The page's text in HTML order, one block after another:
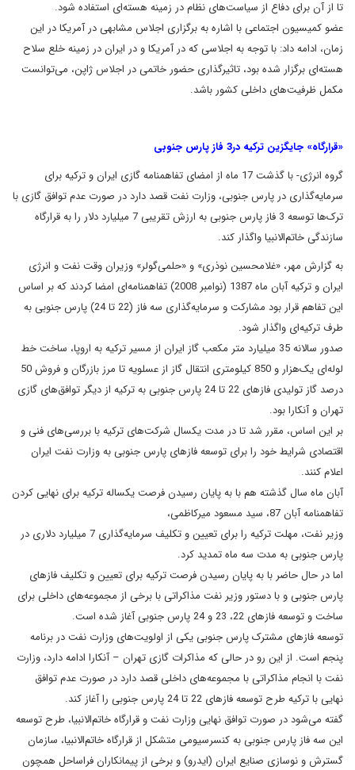
تا از آن براى دفاع از سياست‌هاى نظام در زمينه هسته‌اى استفاده شود.
عضو کميسيون اجتماعى با اشاره به برگزارى اجلاس مشابهى در آمريکا در اين
زمان، ادامه داد: با توجه به اجلاسى که در آمريکا و در ايران در زمينه خلع سلاح
هسته‌اى برگزار شده بود، تاثيرگذارى حضور خاتمىدر اجلاس ژاپن، مى‌توانست
مکمل ظرفيت‌هاى داخلى کشور باشد.
«قرارگاه» جایگزین ترکیه در3 فاز پارس جنوبی
گروه انرژى- با گذشت 17 ماه از امضای تفاهمنامه گازی ایران و ترکیه برای
سرمايه‌گذاری در پارس جنوبی، وزارت نفت قصد دارد در صورت عدم توافق گازی با
ترک‌ها توسعه 3 فاز پارس جنوبی به ارزش تقریبی 7 میلیارد دلار را به قرارگاه
سازندگی خاتم‌الانبیا واگذار کند.
به گزارش مهر، «غلامحسین نوذری» و «حلمى‌گولر» وزیران وقت نفت و انرژی
ایران و ترکیه آبان ماه 1387 (نوامبر 2008) تفاهمنامه‌ای امضا کردند که بر اساس
این تفاهم قرار بود مشارکت و سرمايه‌گذاری سه فاز (22 تا 24) پارس جنوبی به
طرف ترکیه‌ای واگذار شود.
صدور سالانه 35 میلیارد متر مکعب گاز ایران از مسیر ترکیه به اروپا، ساخت خط
لوله‌ای یک‌هزار و 850 کیلومتری انتقال گاز از عسلویه تا مرز بازرگان و فروش 50
درصد گاز تولیدی فازهای 22 تا 24 پارس جنوبی به ترکیه از دیگر توافق‌های گازی
تهران و آنکارا بود.
بر این اساس، مقرر شد تا در مدت یکسال شرکت‌های ترکیه با بررسی‌های فنی و
اقتصادی شرایط خود را برای توسعه فازهای پارس جنوبی به وزارت نفت ایران
اعلام کنند.
آبان ماه سال گذشته هم با به پایان رسیدن فرصت یکساله ترکیه برای نهایی کردن
تفاهمنامه آبان 87، سید مسعود میرکاظمى،
‌وزیر نفت، مهلت ترکیه را برای تعیین و تکلیف سرمايه‌گذاری 7 میلیارد دلاری در
پارس جنوبی به مدت سه ماه تمدید کرد.
اما در حال حاضر با به پایان رسیدن فرصت ترکیه برای تعیین و تکلیف فازهای
پارس جنوبی و با دستور وزیر نفت مذاکراتی با برخی از مجموعه‌های داخلی برای
ساخت و توسعه فازهای 22، 23 و 24 پارس جنوبی آغاز شده است.
توسعه فازهای مشترک پارس جنوبی یکی از اولویت‌های وزارت نفت در برنامه
پنجم است. از این رو در حالی که مذاکرات گازی تهران – آنکارا ادامه دارد، وزارت
نفت با انجام مذاکراتی با مجموعه‌های داخلی قصد دارد در صورت عدم توافق
نهایی با ترکیه طرح توسعه فازهای 22 تا 24 پارس جنوبی را آغاز کند.
گفته مى‌شود در صورت توافق نهایی وزارت نفت و قرارگاه خاتم‌الانبیا، طرح توسعه
این سه فاز پارس جنوبی به کنسرسیومى‌ متشکل از قرارگاه خاتم‌الانبیا، سازمان
گسترش و نوسازی صنایع ایران (ایدرو) و برخی از پیمانکاران فراساحل همچون